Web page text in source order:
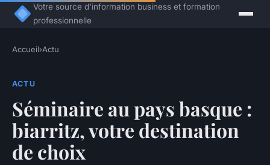
Votre source d'information business et formation
professionnelle
Accueil›Actu
ACTU
Séminaire au pays basque :
biarritz, votre destination
de choix